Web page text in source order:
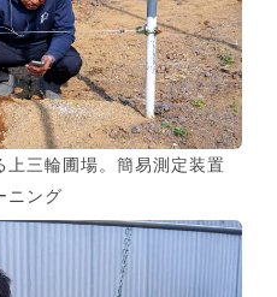
三輪圃場。簡易測定装置
ニング